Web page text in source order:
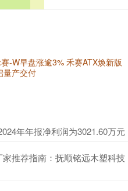
-W早盘涨逾3% 禾赛ATX焕新版
量产交付
年年报净利润为3021.60万元
推荐指南：抚顺铭远木塑科技